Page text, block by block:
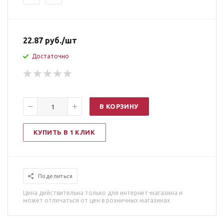
22.87 руб./шт
Достаточно
В КОРЗИНУ
КУПИТЬ В 1 КЛИК
Поделиться
Цена действительна только для интернет-магазина и
может отличаться от цен в розничных магазинах